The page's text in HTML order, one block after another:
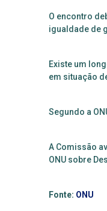
O encontro
igualdade de
Existe um
em situação
Segundo a
A Comissão
ONU sobre
Fonte: ONU